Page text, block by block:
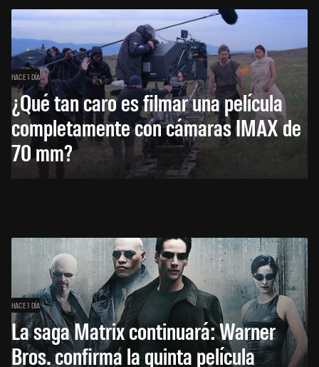
HACE 1 DÍA
¿Qué tan caro es filmar una película
completamente con cámaras IMAX de
70 mm?
HACE 1 DÍA
La saga Matrix continuará: Warner
Bros. confirma la quinta película